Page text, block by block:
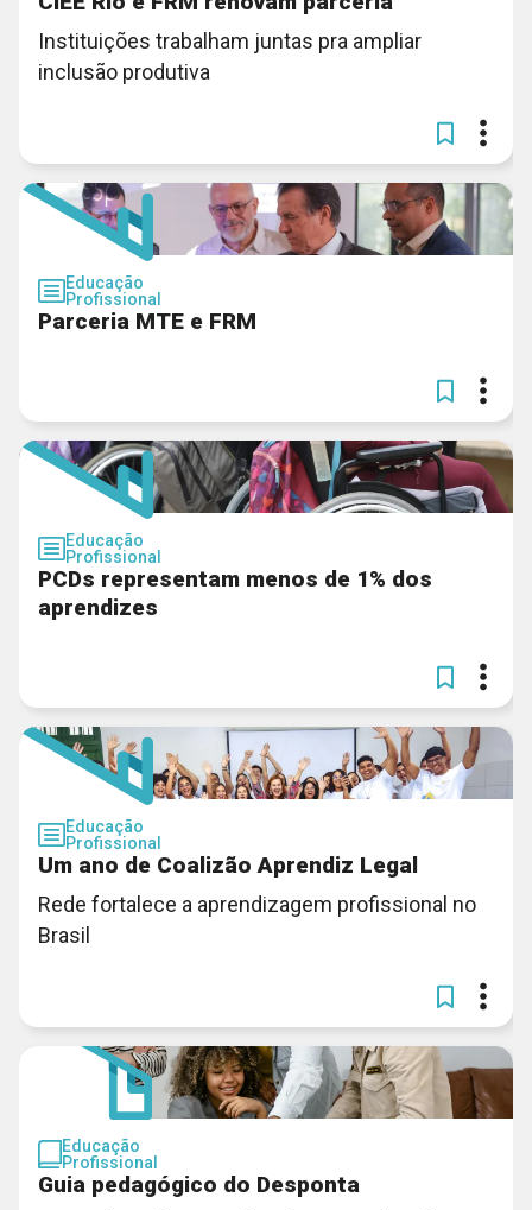
Instituições trabalham juntas pra ampliar
inclusão produtiva
Educação
Profissional
Parceria MTE e FRM
Educação
Profissional
PCDs representam menos de 1% dos
aprendizes
Educação
Profissional
Um ano de Coalizão Aprendiz Legal
Rede fortalece a aprendizagem profissional no
Brasil
Educação
Profissional
Guia pedagógico do Desponta